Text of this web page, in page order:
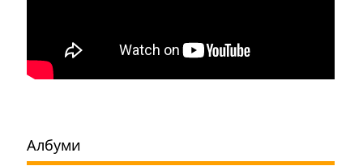
Албуми